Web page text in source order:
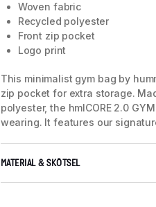
Woven fabric
Recycled polyester
Front zip pocket
Logo print
This minimalist gym bag by
zip pocket for extra storage.
polyester, the hmlCORE 2.0
wearing. It features our
MATERIAL & SKÖTSEL